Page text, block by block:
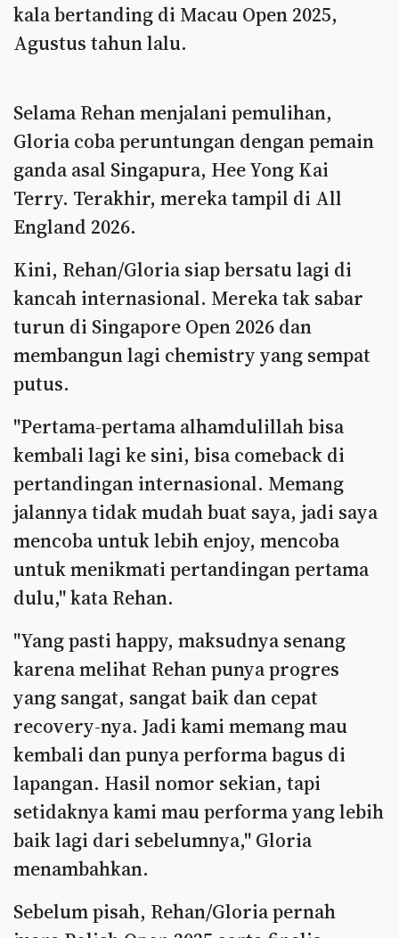
kala bertanding di Macau Open 2025,
Agustus tahun lalu.
Selama Rehan menjalani pemulihan,
Gloria coba peruntungan dengan pemain
ganda asal Singapura, Hee Yong Kai
Terry. Terakhir, mereka tampil di All
England 2026.
Kini, Rehan/Gloria siap bersatu lagi di
kancah internasional. Mereka tak sabar
turun di Singapore Open 2026 dan
membangun lagi chemistry yang sempat
putus.
"Pertama-pertama alhamdulillah bisa
kembali lagi ke sini, bisa comeback di
pertandingan internasional. Memang
jalannya tidak mudah buat saya, jadi saya
mencoba untuk lebih enjoy, mencoba
untuk menikmati pertandingan pertama
dulu," kata Rehan.
"Yang pasti happy, maksudnya senang
karena melihat Rehan punya progres
yang sangat, sangat baik dan cepat
recovery-nya. Jadi kami memang mau
kembali dan punya performa bagus di
lapangan. Hasil nomor sekian, tapi
setidaknya kami mau performa yang lebih
baik lagi dari sebelumnya," Gloria
menambahkan.
Sebelum pisah, Rehan/Gloria pernah